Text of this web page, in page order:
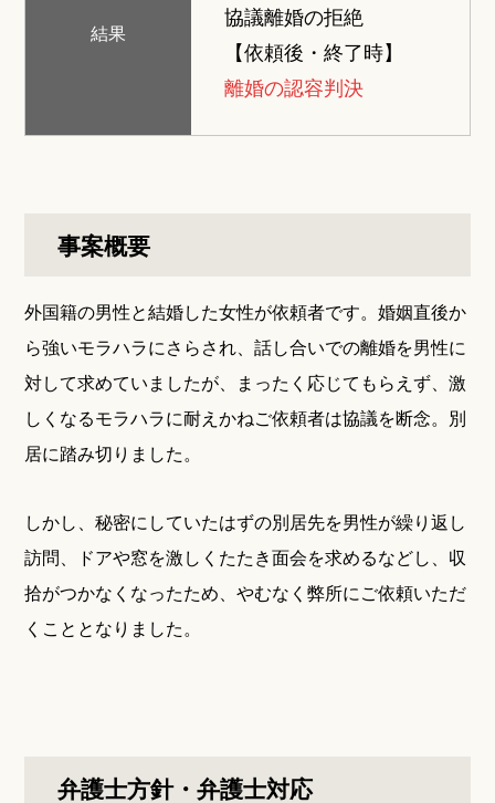
結果
協議離婚の拒絶
【依頼後・終了時】
離婚の認容判決
事案概要
外国籍の男性と結婚した女性が依頼者です。婚姻直後か
ら強いモラハラにさらされ、話し合いでの離婚を男性に
対して求めていましたが、まったく応じてもらえず、激
しくなるモラハラに耐えかねご依頼者は協議を断念。別
居に踏み切りました。
しかし、秘密にしていたはずの別居先を男性が繰り返し
訪問、ドアや窓を激しくたたき面会を求めるなどし、収
拾がつかなくなったため、やむなく弊所にご依頼いただ
くこととなりました。
弁護士方針・弁護士対応